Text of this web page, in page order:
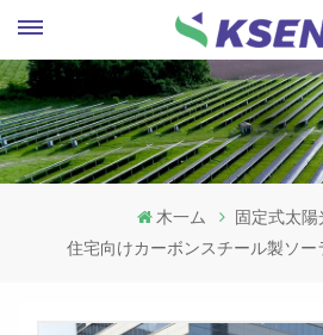
木一ム
固定式太陽
住宅向けカーボンスチール製ソー